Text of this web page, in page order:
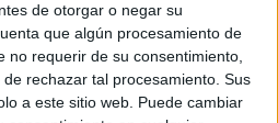
de otorgar o negar su
que algún procesamiento de
no requerir de su consentimiento,
rechazar tal procesamiento. Sus
a este sitio web. Puede cambiar
hablo? En su post
La actividad la he
la
ya que se